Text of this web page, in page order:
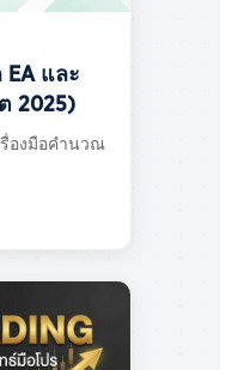
EA และ
2025)
รื่องมือคำนวณ